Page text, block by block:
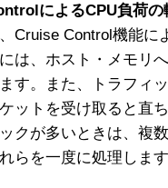
によるCPU負荷の
Cruise Control機能に
は、ホスト・メモリ
す。また、トラフィ
ットを受け取ると直
クが多いときは、複
らを一度に処理しま